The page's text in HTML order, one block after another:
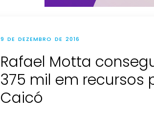
9 DE DEZEMBRO DE 2016
Rafael Motta
375 mil em recursos
Caicó